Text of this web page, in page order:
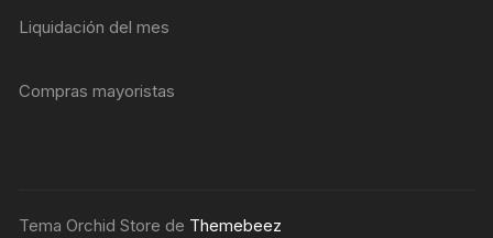
Liquidación del mes
Compras mayoristas
Tema Orchid Store de Themebeez